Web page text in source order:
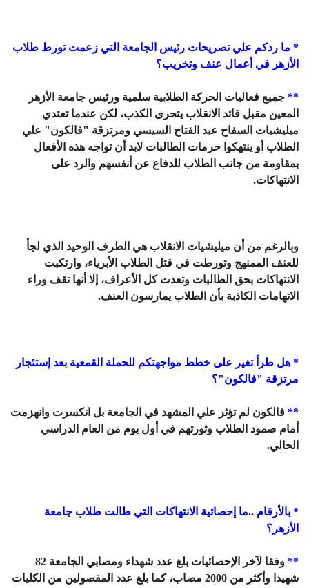
* ما ردكم علي تصريحات رئيس الجامعة التي زعمت تورط طلاب
الأزهر في أعمال عنف وتخريب؟
** جميع فعاليات الحركة الطلابية سلمية ورئيس جامعة الأزهر
المعين مقبل قائد الانقلاب يتحرى الكذب، لكن عندما تعتدي
ميليشيات السفاح عبد الفتاح السيسي ومرتزقة "فالكون" علي
الطلاب أو ينتهكوا حرمات الطالبات لابد أن تواجه هذه الأفعال
بمقاومة من جانب الطلاب للدفاع عن أنفسهم والرد على
الانتهاكات.
وبالرغم من أن ميليشيات الانقلاب هي الطرف الوحيد الذي لجأ
للعنف الممنهج وتورطت في قتل الطلاب الأبرياء، وارتكبت
الانتهاكات بحق الطالبات وتعدت كل الأعراف، إلا أنها تقف وراء
الاتهامات الكاذبة بأن الطلاب يمارسون العنف.
* هل طرأ تغير على خطط مواجهتكم للحملة القمعية بعد إستئجار
مرتزقة "فالكون"؟
** فالكون لم تؤثر علي المشهد في الجامعة بل انكسرت وانهزمت
أمام صمود الطلاب وثورتهم في أول يوم من العام الدراسي
الحالي.
* بالأرقام ..ما إحصائية الانتهاكات التي طالت طلاب جامعة
الأزهر؟
**
وفقا لآخر الإحصائيات بلغ عدد شهداء ومصابي الجامعة 82
شهيدا وأكثر من 2000 مصاب، كما بلغ عدد المفصولين من الكليات